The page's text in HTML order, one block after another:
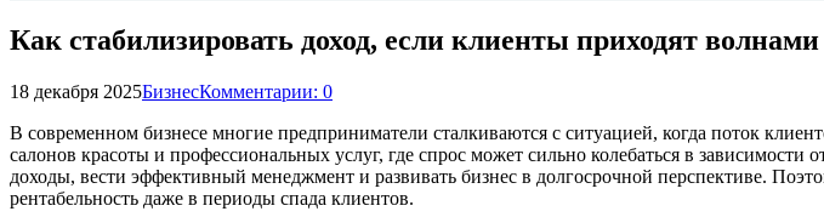
Как стабилизировать доход, если клиенты приходят волнами
18 декабря 2025БизнесКомментарии: 0
В современном бизнесе многие предприниматели сталкиваются с ситуацией, когда поток
салонов красоты и профессиональных услуг, где спрос может сильно колебаться в
доходы, вести эффективный менеджмент и развивать бизнес в долгосрочной перспективе.
рентабельность даже в периоды спада клиентов.